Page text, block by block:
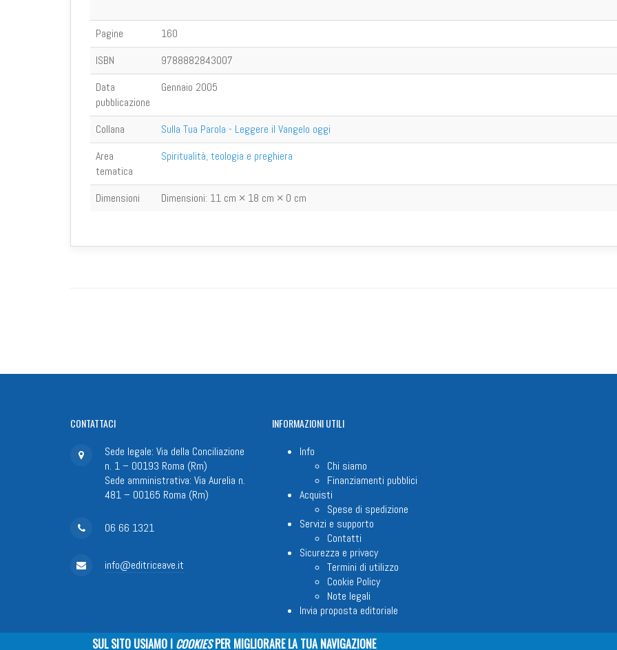
Pagine
160
ISBN
9788882843007
Data
pubblicazione
Gennaio 2005
Collana
Sulla Tua Parola - Leggere il Vangelo oggi
Area
tematica
Spiritualità, teologia e preghiera
Dimensioni Dimensioni: 11 cm × 18 cm × 0 cm
CONTATTACI
Sede legale: Via della Conciliazione
n. 1 – 00193 Roma (Rm)
Sede amministrativa: Via Aurelia n.
481 – 00165 Roma (Rm)
06 66 1321
info@editriceave.it
INFORMAZIONIUTILI
Info
Chi siamo
Finanziamenti pubblici
Acquisti
Spese di spedizione
Servizi e supporto
Contatti
Sicurezza e privacy
Termini di utilizzo
Cookie Policy
Note legali
Invia proposta editoriale
SUL SITO USIAMO I COOKIESPER MIGLIORARE LA TUA NAVIGAZIONE